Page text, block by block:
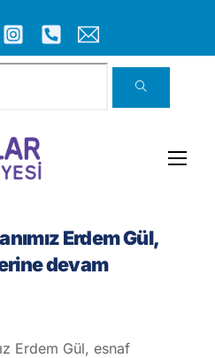
ICON
ICON
LABEL
ICON
LABEL
Erdem Gül,
devam
Erdem Gül, esnaf